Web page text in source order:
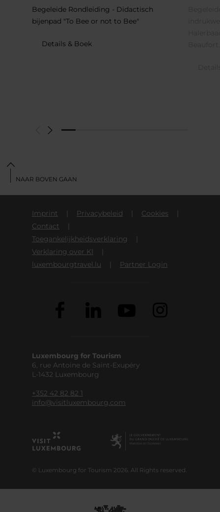
Begeleide Rondleiding - Didactisch
bijenpad "To Bee or not to Bee"
Details & Boek
Imprint Privacybeleid
Cookies
Contact
Toegankelijkheidsverklaring
Verklaring over KI
luxembourgtravel.lu
Partner Login
Luxembourg for Tourism
6, rue Antoine de Saint-Exupéry
L-1432 Luxembourg
+352 42 82 82 1
info@visitluxembourg.com
© Luxembourg for Tourism 2026. All Rights reserved.
NAAR BOVEN GAAN